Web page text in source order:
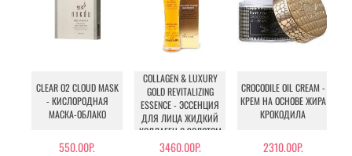
CLEAR O2 CLOUD MASK
- КИСЛОРОДНАЯ
МАСКА-ОБЛАКО
550.00Р.
COLLAGEN & LUXURY
GOLD REVITALIZING
ESSENCE - ЭССЕНЦИЯ
ДЛЯ ЛИЦА ЖИДКИЙ
КОЛЛАГЕН С ЗОЛОТОМ
3460.00Р.
CROCODILE OIL CREAM -
КРЕМ НА ОСНОВЕ ЖИРА
КРОКОДИЛА
2310.00Р.